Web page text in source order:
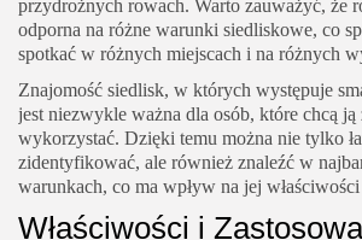
przydrożnych rowach. Warto zauważyć, że
odporna na różne warunki siedliskowe, co
spotkać w różnych miejscach i na różnych
Znajomość siedlisk, w których występuje
jest niezwykle ważna dla osób, które chcą ją
wykorzystać. Dzięki temu można nie tylko
zidentyfikować, ale również znaleźć w
warunkach, co ma wpływ na jej
Właściwości i